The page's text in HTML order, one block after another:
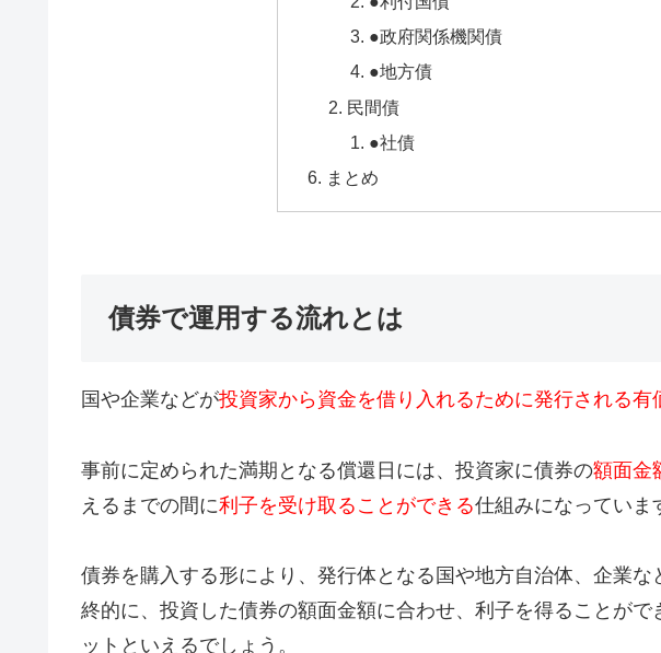
●政府関係機関債
●地方債
民間債
●社債
まとめ
債券で運用する流れとは
国や企業などが投資家から資金を借り入れるために発行される有
事前に定められた満期となる償還日には、投資家に債券の額面金
えるまでの間に利子を受け取ることができる仕組みになっていま
債券を購入する形により、発行体となる国や地方自治体、企業
終的に、投資した債券の額面金額に合わせ、利子を得ることがで
ットといえるでしょう。